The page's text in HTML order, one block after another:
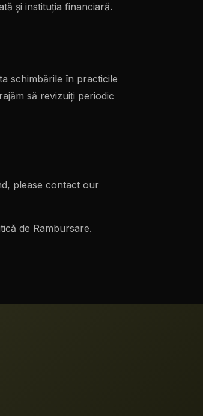
și instituția financiară.
schimbările în practicile
să revizuiți periodic
please contact our
de Rambursare.